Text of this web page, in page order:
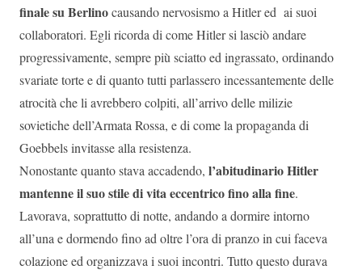
finale su Berlinocausando nervosismo a Hitler ed ai suoi
collaboratori. Egli ricorda di come Hitler si lasciò andare
progressivamente, sempre più sciatto ed ingrassato, ordinando
svariate torte e di quanto tutti parlassero incessantemente delle
atrocità che li avrebbero colpiti, all’arrivo delle milizie
sovietiche dell’Armata Rossa, e di come la propaganda di
Goebbels invitasse alla resistenza.
Nonostante quanto stava accadendo, l’abitudinario Hitler
mantenne il suo stile di vita eccentrico fino alla fine.
Lavorava, soprattutto di notte, andando a dormire intorno
all’una e dormendo fino ad oltre l’ora di pranzo in cui faceva
colazione ed organizzava i suoi incontri. Tutto questo durava